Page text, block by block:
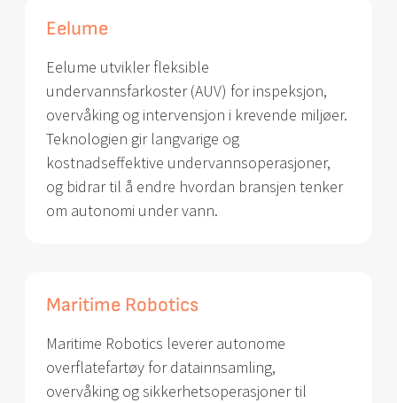
Eelume
Eelume utvikler fleksible
undervannsfarkoster (AUV) for inspeksjon,
overvåking og intervensjon i krevende miljøer.
Teknologien gir langvarige og
kostnadseffektive undervannsoperasjoner,
og bidrar til å endre hvordan bransjen tenker
om autonomi under vann.
Maritime Robotics
Maritime Robotics leverer autonome
overflatefartøy for datainnsamling,
overvåking og sikkerhetsoperasjoner til